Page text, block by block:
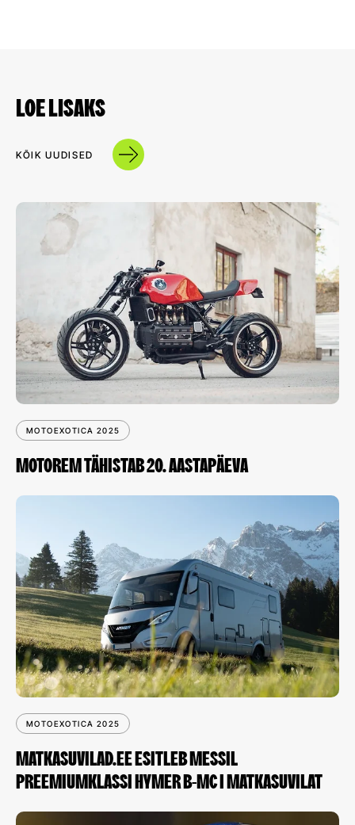
LOE LISAKS
KÕIK UUDISED
MOTOEXOTICA 2025
MOTOREM TÄHISTAB 20. AASTAPÄEVA
MOTOEXOTICA 2025
MATKASUVILAD.EE ESITLEB MESSIL
PREEMIUMKLASSI HYMER B-MC I MATKASUVILAT